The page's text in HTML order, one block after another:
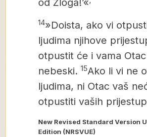
od Zloga!’«
14»Doista, ako vi
ljudima njihove
otpustit će i vama
nebeski. 15Ako li vi ne
ljudima, ni Otac vaš
otpustiti vaših
New Revised Standard Version
Edition (NRSVUE)